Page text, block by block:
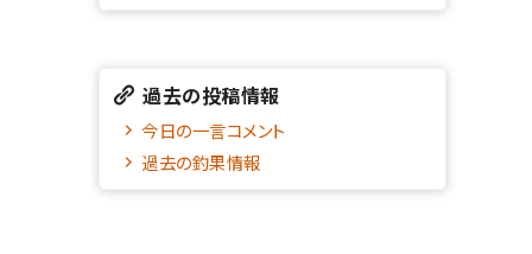
過去の投稿情報
今日の一言コメント
過去の釣果情報